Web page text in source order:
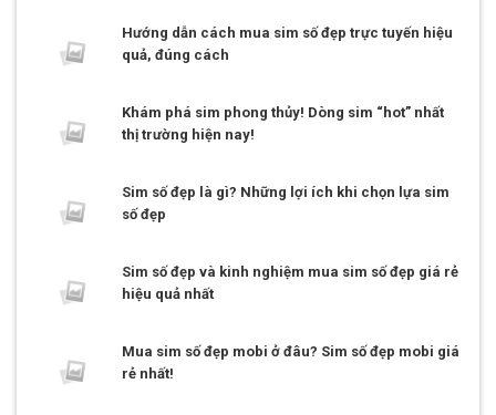
Hướng dẫn cách mua sim số đẹp trực tuyến hiệu
quả, đúng cách
Khám phá sim phong thủy! Dòng sim “hot” nhất
thị trường hiện nay!
Sim số đẹp là gì? Những lợi ích khi chọn lựa sim
số đẹp
Sim số đẹp và kinh nghiệm mua sim số đẹp giá rẻ
hiệu quả nhất
Mua sim số đẹp mobi ở đâu? Sim số đẹp mobi giá
rẻ nhất!